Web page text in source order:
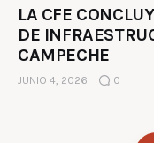
LA CFE
DE
CAMPECHE
JUNIO 4, 2026 0